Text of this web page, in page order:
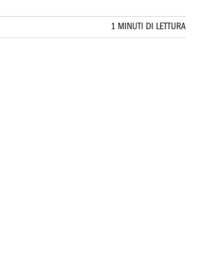
1 MINUTI DI LETTURA